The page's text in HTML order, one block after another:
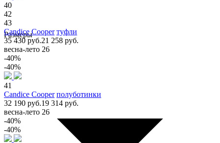
Размеры
40
42
43
Candice Cooper туфли
35 430 руб.21 258 руб.
весна-лето 26
-40%
-40%
41
Candice Cooper полуботинки
32 190 руб.19 314 руб.
весна-лето 26
-40%
-40%